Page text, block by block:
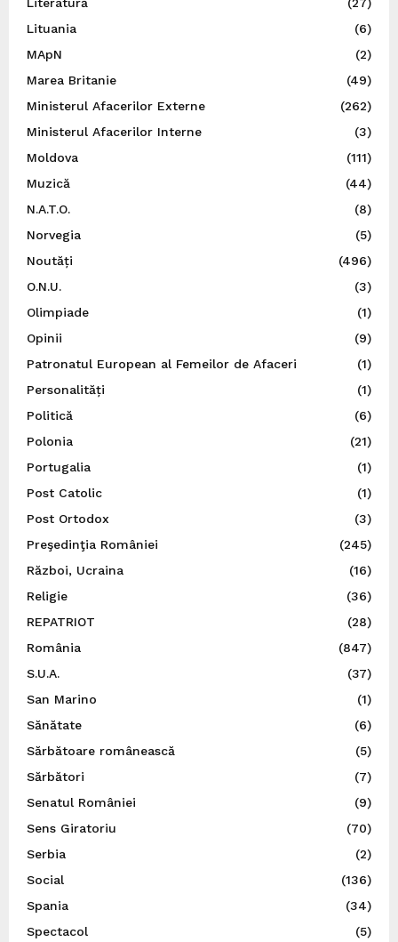
Lituania
(6)
MApN
(2)
Marea Britanie
(49)
Ministerul Afacerilor Externe
(262)
Ministerul Afacerilor Interne
(3)
Moldova
(111)
Muzică
(44)
N.A.T.O.
(8)
Norvegia
(5)
Noutăți
(496)
O.N.U.
(3)
Olimpiade
(1)
Opinii
(9)
Patronatul European al Femeilor de Afaceri
(1)
Personalități
(1)
Politică
(6)
Polonia
(21)
Portugalia
(1)
Post Catolic
(1)
Post Ortodox
(3)
Preşedinţia României
(245)
Război, Ucraina
(16)
Religie
(36)
REPATRIOT
(28)
România
(847)
S.U.A.
(37)
San Marino
(1)
Sănătate
(6)
Sărbătoare românească
(5)
Sărbători
(7)
Senatul României
(9)
Sens Giratoriu
(70)
Serbia
(2)
Social
(136)
Spania
(34)
Spectacol
(5)